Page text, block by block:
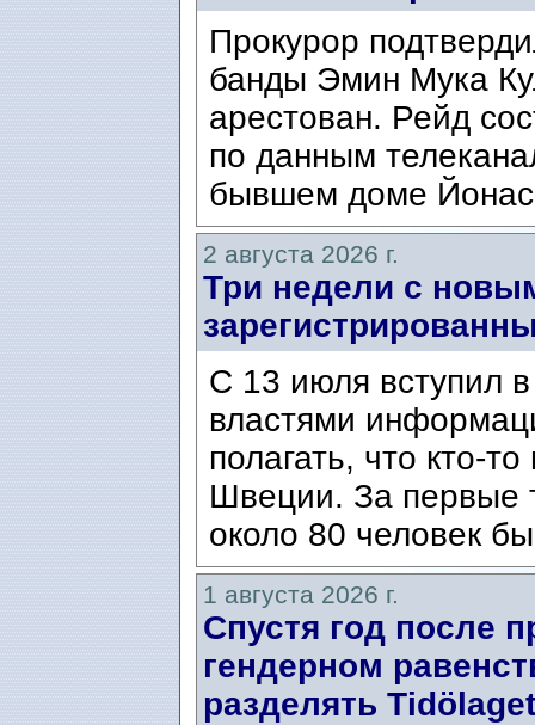
Прокурор
банды Эмин Мука
арестован. Рейд
по данным
бывшем доме
2 августа 2026 г.
Три недели с
С 13 июля вступил
властями
полагать, что кто-
Швеции. За первые
около 80 человек
1 августа 2026 г.
Спустя год после
гендерном
разделять